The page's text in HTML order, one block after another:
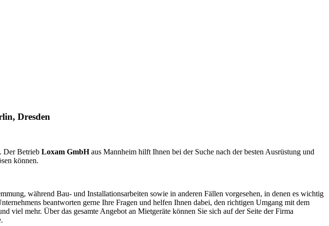
Dresden
. Der Betrieb Loxam GmbHaus Mannheim hilft Ihnen bei der Suche nach der besten Ausrüstung und
können.
während Bau- und Installationsarbeiten sowie in anderen Fällen vorgesehen, in denen es wichtig
beantworten gerne Ihre Fragen und helfen Ihnen dabei, den richtigen Umgang mit dem
viel mehr. Über das gesamte Angebot an Mietgeräte können Sie sich auf der Seite der Firma